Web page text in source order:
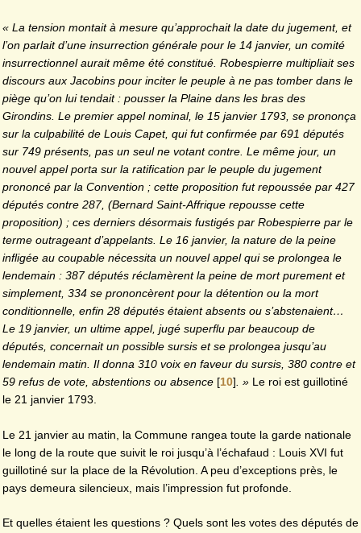
« La tension montait à mesure qu’approchait la date du jugement, et
l’on parlait d’une insurrection générale pour le 14 janvier, un comité
insurrectionnel aurait même été constitué. Robespierre multipliait ses
discours aux Jacobins pour inciter le peuple à ne pas tomber dans le
piège qu’on lui tendait : pousser la Plaine dans les bras des
Girondins. Le premier appel nominal, le 15 janvier 1793, se prononça
sur la culpabilité de Louis Capet, qui fut confirmée par 691 députés
sur 749 présents, pas un seul ne votant contre. Le même jour, un
nouvel appel porta sur la ratification par le peuple du jugement
prononcé par la Convention ; cette proposition fut repoussée par 427
députés contre 287, (Bernard Saint-Affrique repousse cette
proposition) ; ces derniers désormais fustigés par Robespierre par le
terme outrageant d’appelants. Le 16 janvier, la nature de la peine
infligée au coupable nécessita un nouvel appel qui se prolongea le
lendemain : 387 députés réclamèrent la peine de mort purement et
simplement, 334 se prononcèrent pour la détention ou la mort
conditionnelle, enfin 28 députés étaient absents ou s’abstenaient…
Le 19 janvier, un ultime appel, jugé superflu par beaucoup de
députés, concernait un possible sursis et se prolongea jusqu’au
lendemain matin. Il donna 310 voix en faveur du sursis, 380 contre et
59 refus de vote, abstentions ou absence [10] . » Le roi est guillotiné
le 21 janvier 1793.
Le 21 janvier au matin, la Commune rangea toute la garde nationale
le long de la route que suivit le roi jusqu’à l’échafaud : Louis XVI fut
guillotiné sur la place de la Révolution. A peu d’exceptions près, le
pays demeura silencieux, mais l’impression fut profonde.
Et quelles étaient les questions ? Quels sont les votes des députés de